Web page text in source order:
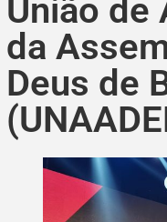
União de
da
Deus de